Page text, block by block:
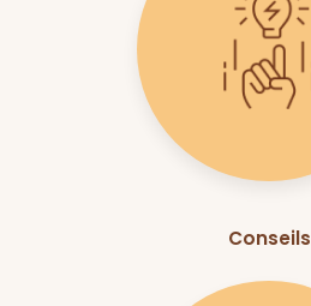
Conseils